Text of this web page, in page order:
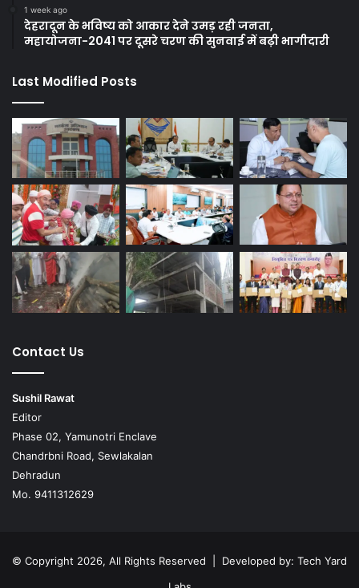
1 week ago
देहरादून के भविष्य को आकार देने उमड़ रही जनता,
महायोजना-2041 पर दूसरे चरण की सुनवाई में बढ़ी भागीदारी
Last Modified Posts
Contact Us
Sushil Rawat
Editor
Phase 02, Yamunotri Enclave
Chandrbni Road, Sewlakalan
Dehradun
Mo. 9411312629
© Copyright 2026, All Rights Reserved | Developed by: Tech Yard